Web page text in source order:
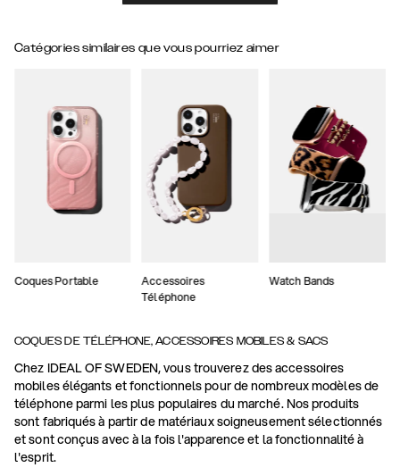
Catégories similaires que vous pourriez aimer
Coques Portable
Accessoires
Téléphone
Watch Bands
COQUES DE TÉLÉPHONE, ACCESSOIRES MOBILES & SACS
Chez IDEAL OF SWEDEN, vous trouverez des accessoires
mobiles élégants et fonctionnels pour de nombreux modèles de
téléphone parmi les plus populaires du marché. Nos produits
sont fabriqués à partir de matériaux soigneusement sélectionnés
et sont conçus avec à la fois l'apparence et la fonctionnalité à
l'esprit.